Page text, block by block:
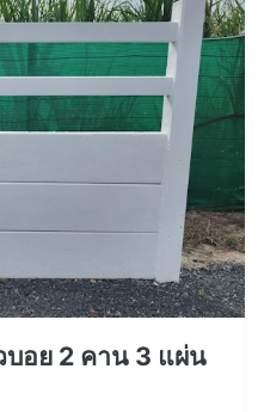
อย 2 คาน 3 แผ่น